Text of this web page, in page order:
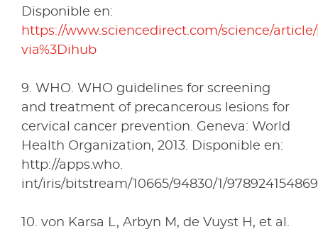
Disponible en:
https://www.sciencedirect.com/science/article/
via%3Dihub
9. WHO. WHO guidelines for screening
and treatment of precancerous lesions for
cervical cancer prevention. Geneva: World
Health Organization, 2013. Disponible en:
http://apps.who.
int/iris/bitstream/10665/94830/1/
10. von Karsa L, Arbyn M, de Vuyst H, et al.